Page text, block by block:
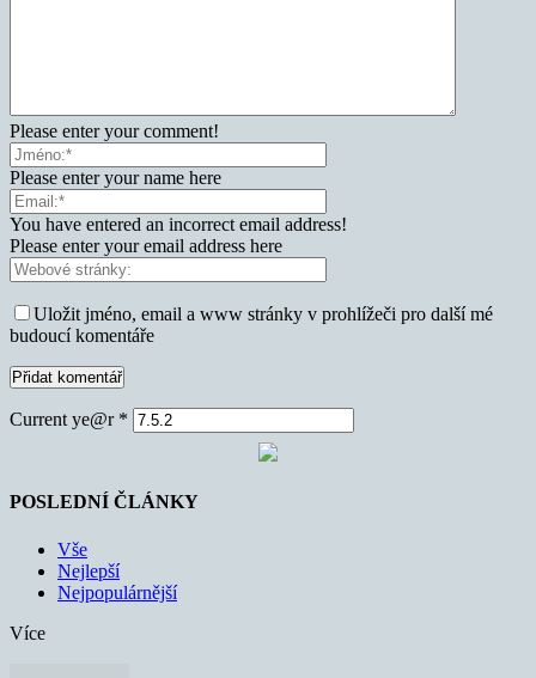
Please enter your comment!
Please enter your name here
You have entered an incorrect email address!
Please enter your email address here
Uložit jméno, email a www stránky v prohlížeči pro další mé
budoucí komentáře
Current ye@r *
POSLEDNÍ ČLÁNKY
Vše
Nejlepší
Nejpopulárnější
Více